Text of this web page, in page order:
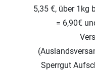
5,35 €, über 1kg
= 6,90€
Sperrgut